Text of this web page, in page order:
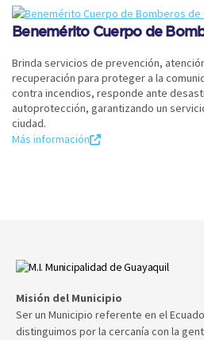
Benemérito Cuerpo de
Brinda servicios de prevención,
recuperación para proteger a la
contra incendios, responde ante
autoprotección, garantizando un
ciudad.
Más información
Misión del Municipio
Ser un Municipio referente en el
distinguimos por la cercanía con la